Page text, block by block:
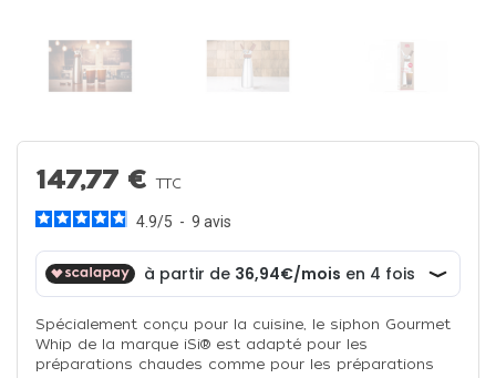
147,77 €TTC
4.9/5 - 9 avis
Spécialement conçu pour la cuisine, le siphon Gourmet
Whip de la marque iSi® est adapté pour les
préparations chaudes comme pour les préparations